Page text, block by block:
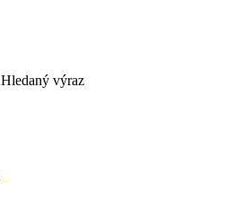
Hledaný výraz